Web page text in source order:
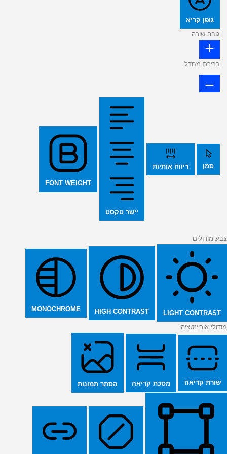
גופן קריא
גובה שורה
ברירת מחדל
סמן ריווח אותיות
יישר טקסט
FONT WEIGHT
צבע מודולים
LIGHT CONTRAST
HIGH CONTRAST
MONOCHROME
מודולי אוריינטציה
שורת קריאה מסכת קריאה הסתר תמונות